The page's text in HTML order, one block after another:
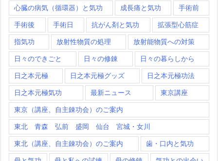
心臓の病気（循環器）と気功 成長痛と気功 手術前
手術後 手術日 抗がん剤と気功 拡張型心筋症
指気功 放射性物質の処理 放射能物質への対策
日々のできごと 日々の修錬 日々の暮らしから
日之本元極 日之本元極グッズ 日之本元極功法
日之本元極気功 最新ニュース 東京講座
東京（講座、自主錬功会）のご案内
東北 青森 弘前 盛岡 仙台 宮城・女川
東北（講座、自主錬功会）のご案内 歯・口内と気功